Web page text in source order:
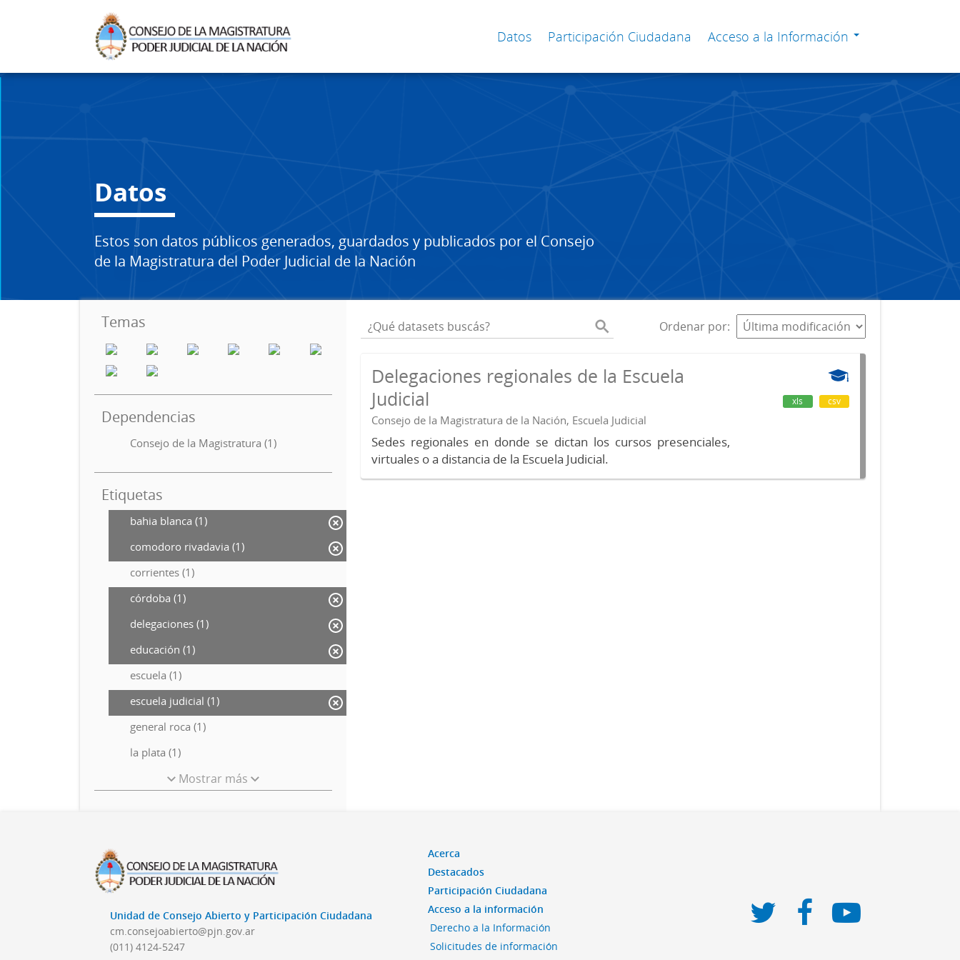
Datos Participación Ciudadana Acceso a la Información
Datos
Estos son datos públicos generados, guardados y publicados por el Consejo
de la Magistratura del Poder Judicial de la Nación
Temas
Dependencias
Consejo de la Magistratura (1)
Etiquetas
bahia blanca (1)
comodoro rivadavia (1)
corrientes (1)
córdoba (1)
delegaciones (1)
educación (1)
escuela (1)
escuela judicial (1)
general roca (1)
la plata (1)
Mostrar más
Ordenar por
Delegaciones regionales de la Escuela
Judicial
Consejo de la Magistratura de la Nación, Escuela Judicial
Sedes regionales en donde se dictan los cursos presenciales,
virtuales o a distancia de la Escuela Judicial.
xls csv
Unidad de Consejo Abierto y Participación Ciudadana
cm.consejoabierto@pjn.gov.ar
(011) 4124-5247
Acerca
Destacados
Participación Ciudadana
Acceso a la información
Derecho a la Información
Solicitudes de información